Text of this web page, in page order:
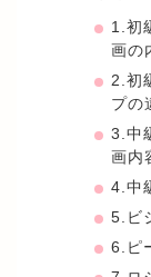
1.初
画の
2.初
プの
3.中
画内
4.中
5.ビ
6.ピ